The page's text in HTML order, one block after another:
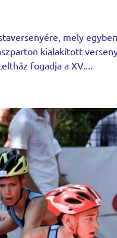
mely
kialakított
fogadja a XV....